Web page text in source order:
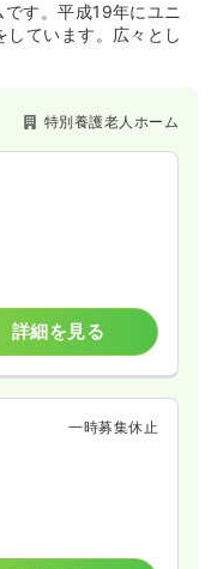
す。平成19年にユニ
ています。広々とし
特別養護老人ホーム
詳細を見る
一時募集休止